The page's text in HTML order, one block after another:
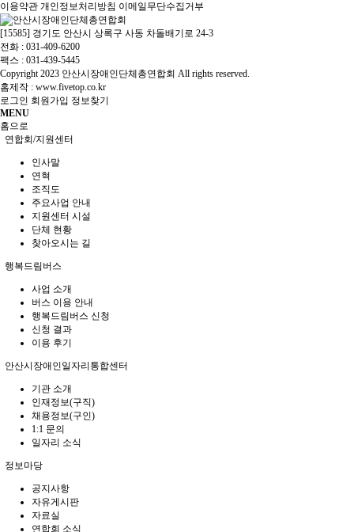
이용약관 개인정보처리방침 이메일무단수집거부
[15585] 경기도 안산시 상록구 사동 차돌배기로 24-3
전화 : 031-409-6200
팩스 : 031-439-5445
Copyright2023 안산시장애인단체총연합회 All rights reserved.
홈제작 : www.fivetop.co.kr
로그인 회원가입 정보찾기
MENU
홈으로
연합회/지원센터
인사말
연혁
조직도
주요사업 안내
지원센터 시설
단체 현황
찾아오시는 길
행복드림버스
사업 소개
버스 이용 안내
행복드림버스 신청
신청 결과
이용 후기
안산시장애인일자리통합센터
기관 소개
인재정보(구직)
채용정보(구인)
1:1 문의
일자리 소식
정보마당
공지사항
자유게시판
자료실
연합회 소식